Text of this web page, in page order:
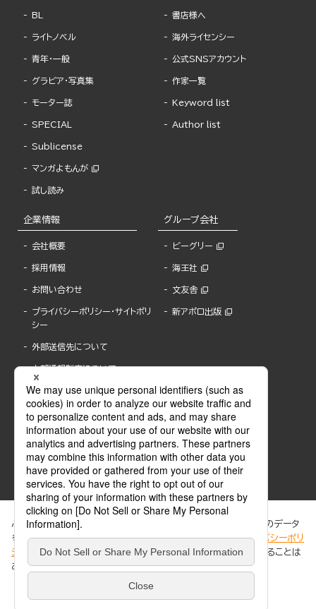
BL
ライトノベル
青年・一般
グラビア・写真集
モーター誌
SPECIAL
Sublicense
マンガよもんが
試し読み
書店様へ
海外ライセンシー
公式SNSアカウント
作家一覧
Keyword list
Author list
企業情報
会社概要
採用情報
お問い合わせ
プライバシーポリシー・サイトポリ
シー
外部送信先について
内部通報制度について
グループ会社
ビーグリー
海王社
文友舎
新アポロ出版
ABJマークは、この電子書店・電子書籍配信サービスが、著作権者からコンテンツ使用許諾を
得た正規版配信サービスであることを示す登録商標(登録番号 第6091713号)です。
ABJマークの詳細、ABJマークを掲示しているサービスの一覧はこちら。
ぶんか社が運営するサイトでは、利便性向上のためにCookie等のデータ
を使用しています。 当社のCookieについての詳細は、「プライバシーポリ
シー
」をご覧ください。当サイトでは、訪問者の個人情報を追跡することは
ありません。